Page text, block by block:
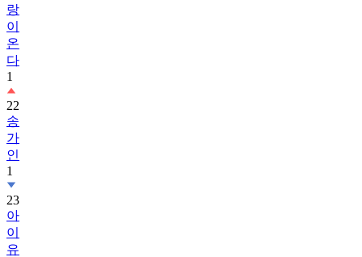
랑
이
온
다
1
22
송
가
인
1
23
아
이
유